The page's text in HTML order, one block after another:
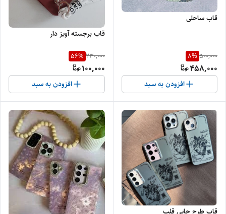
قاب ساحلی
500,000
8%
458,000
افزودن به سبد
قاب برجسته آویز دار
230,000
56%
100,000
افزودن به سبد
قاب طرح چاپی قلب